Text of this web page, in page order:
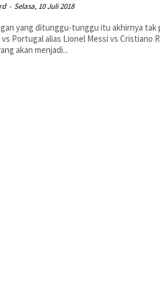
- Selasa, 10 Juli 2018
yang ditunggu-tunggu itu akhirnya tak
Portugal alias Lionel Messi vs Cristiano
akan menjadi...